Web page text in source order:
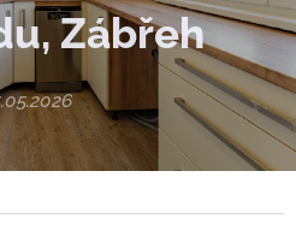
Zábřeh